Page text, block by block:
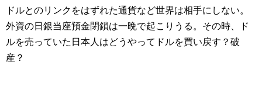
ドルとのリンクをはずれた通貨など世界は相手にしない。
外資の日銀当座預金閉鎖は一晩で起こりうる。その時、ド
ルを売っていた日本人はどうやってドルを買い戻す？破
産？